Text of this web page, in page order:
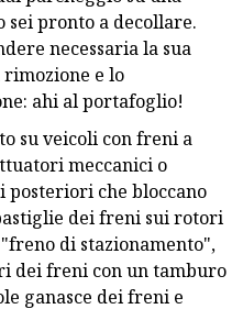
pronto a decollare.
necessaria la sua
e lo
ahi al portafoglio!
su veicoli con freni a
meccanici o
che bloccano
dei freni sui rotori
di stazionamento",
dei freni con un tamburo
ganasce dei freni e